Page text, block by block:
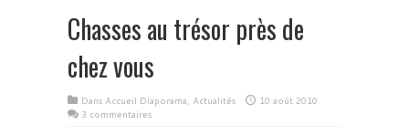
Chasses au trésor près de
chez vous
Dans Accueil Diaporama, Actualités
10 août 2010
3 commentaires